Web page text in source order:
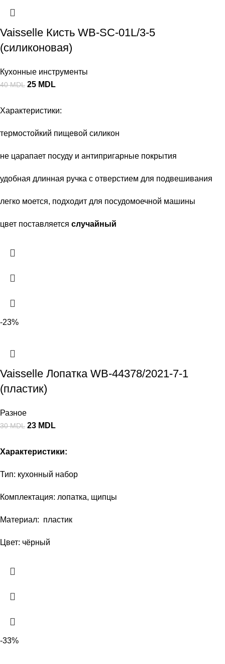
Vaisselle Кисть WB-SC-01L/3-5
(силиконовая)
Кухонные инструменты
40MDL 25 MDL
Характеристики:
термостойкий пищевой силикон
не царапает посуду и антипригарные покрытия
удобная длинная ручка с отверстием для подвешивания
легко моется, подходит для посудомоечной машины
цвет поставляется случайный
-23%
Vaisselle Лопатка WB-44378/2021-7-1
(пластик)
Разное
30MDL 23 MDL
Характеристики:
Тип: кухонный набор
Комплектация: лопатка, щипцы
Материал: пластик
Цвет: чёрный
-33%